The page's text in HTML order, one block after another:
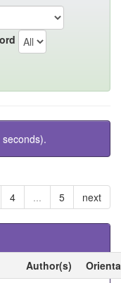
4 ... 5 next
Author(s)